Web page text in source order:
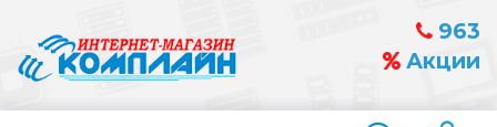
963
Акции